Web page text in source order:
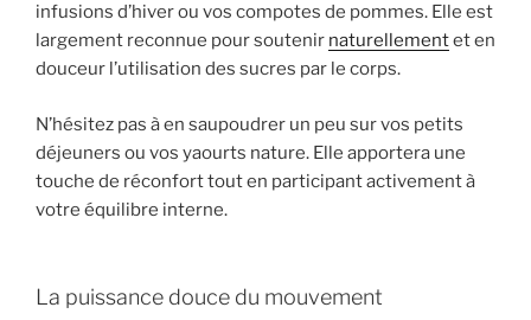
infusions d’hiver ou vos compotes de pommes. Elle est
largement reconnue pour soutenir naturellementet en
douceur l’utilisation des sucres par le corps.
N’hésitez pas à en saupoudrer un peu sur vos petits
déjeuners ou vos yaourts nature. Elle apportera une
touche de réconfort tout en participant activement à
votre équilibre interne.
La puissance douce du mouvement